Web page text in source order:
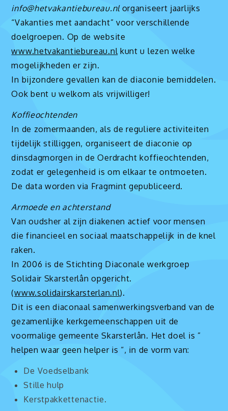
info@hetvakantiebureau.nlorganiseert jaarlijks
“Vakanties met aandacht” voor verschillende
doelgroepen. Op de website
www.hetvakantiebureau.nlkunt u lezen welke
mogelijkheden er zijn.
In bijzondere gevallen kan de diaconie bemiddelen.
Ook bent u welkom als vrijwilliger!
Koffieochtenden
In de zomermaanden, als de reguliere activiteiten
tijdelijk stilliggen, organiseert de diaconie op
dinsdagmorgen in de Oerdracht koffieochtenden,
zodat er gelegenheid is om elkaar te ontmoeten.
De data worden via Fragmint gepubliceerd.
Armoede en achterstand
Van oudsher al zijn diakenen actief voor mensen
die financieel en sociaal maatschappelijk in de knel
raken.
In 2006 is de Stichting Diaconale werkgroep
Solidair Skarsterlân opgericht.
(www.solidairskarsterlan.nl).
Dit is een diaconaal samenwerkingsverband van de
gezamenlijke kerkgemeenschappen uit de
voormalige gemeente Skarsterlân. Het doel is ”
helpen waar geen helper is “, in de vorm van:
De Voedselbank
Stille hulp
Kerstpakkettenactie.